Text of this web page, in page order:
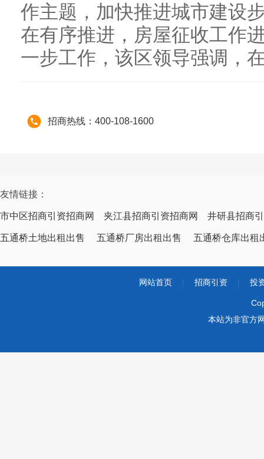
作主题，加快推进城市建设
在有序推进，房屋征收工作
一步工作，该区领导强调，
招商热线：400-108-1600
友情链接：
市中区招商引资招商网 夹江县招商引资招商网 井研县招商
五通桥土地出租出售 五通桥厂房出租出售 五通桥仓库出租
网站首页 招商引资 投
本站为非官方